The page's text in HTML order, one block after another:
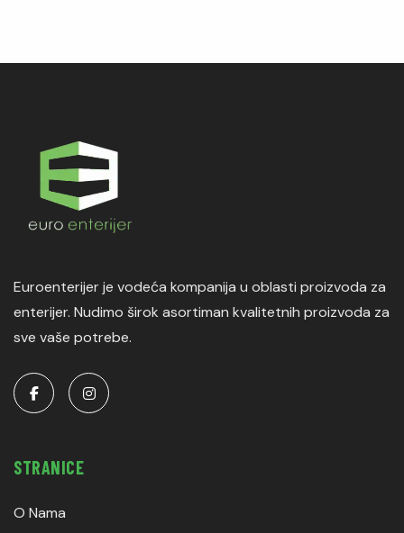
Euroenterijer je vodeća kompanija u oblasti proizvoda za
enterijer. Nudimo širok asortiman kvalitetnih proizvoda za
sve vaše potrebe.
STRANICE
O Nama